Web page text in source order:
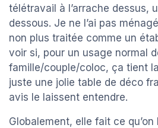
télétravail à l’arrache dessus,
dessous. Je ne l’ai pas
non plus traitée comme un
voir si, pour un usage normal
famille/couple/coloc, ça tient
juste une jolie table de déco
avis le laissent entendre.
Globalement, elle fait ce